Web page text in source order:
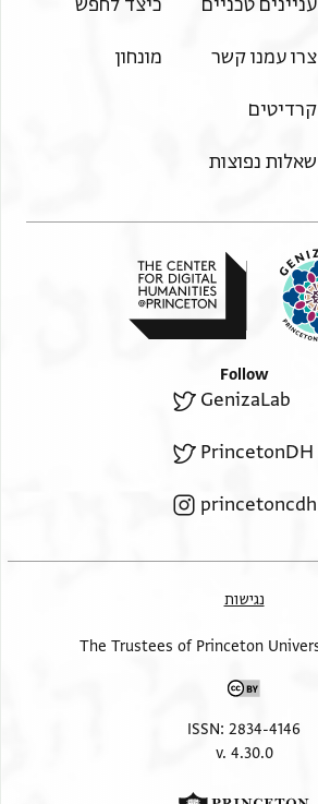
עניינים טכניים
צרו עמנו קשר
קרדיטים
שאלות נפוצות
כיצד לחפש
מונחון
Follow
GenizaLab
PrincetonDH
princetoncdh
נגישות
ISSN: 2834-4146
v. 4.30.0